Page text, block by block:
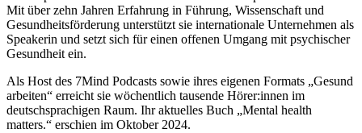
Mit über zehn Jahren Erfahrung in Führung, Wissenschaft und
Gesundheitsförderung unterstützt sie internationale Unternehmen als
Speakerin und setzt sich für einen offenen Umgang mit psychischer
Gesundheit ein.
Als Host des 7Mind Podcasts sowie ihres eigenen Formats „Gesund
arbeiten“ erreicht sie wöchentlich tausende Hörer:innen im
deutschsprachigen Raum. Ihr aktuelles Buch „Mental health
matters.“ erschien im Oktober 2024.